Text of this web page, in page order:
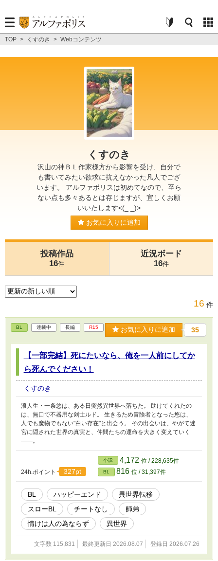
TOP > くすのき > Webコンテンツ
くすのき
沢山の神ＢＬ作家様方から影響を受け、自分で
も書いてみたい欲求に抗えなかった凡人でござ
います。 アルファポリスは初めてなので、至ら
ない点も多々あるとは存じますが、宜しくお願
いいたします<(_ _)>
お気に入りに追加
投稿作品
16件
近況ボード
16件
16 件
BL 連載中 長編 R15 お気に入りに追加 35
【一部完結】死にたいなら、俺を一人前にしてか
ら死んでください！
くすのき
浪人生・一条悠は、ある日突然異世界へ落ちた。 助けてくれたの
は、無口で不器用な剣士ルド。 生きるため冒険者となった悠は、
人でも魔物でもない"白い存在"と出会う。 その出会いは、やがて迷
宮に隠された世界の真実と、仲間たちの運命を大きく変えていく
――。
24h.ポイント 327pt
小説 4,172 位 / 228,635件
BL 816 位 / 31,397件
BL ハッピーエンド
異世界転移
スローBL
チートなし
師弟
情けは人の為ならず
異世界
文字数 115,831 最終更新日 2026.08.07 登録日 2026.07.26